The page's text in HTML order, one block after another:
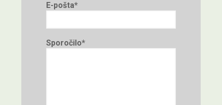
E-pošta*
Sporočilo*